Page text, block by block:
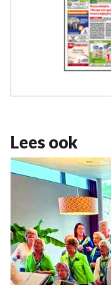
Lees ook